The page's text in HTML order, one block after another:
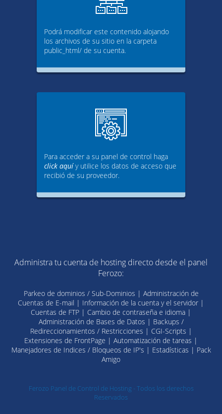
Podrá modificar este contenido alojando
los archivos de su sitio en la carpeta
public_html/ de su cuenta.
Para acceder a su panel de control haga
click aquíy utilice los datos de acceso que
recibió de su proveedor.
Administra tu cuenta de hosting directo desde el panel
Ferozo:
Parkeo de dominios / Sub-Dominios | Administración de
Cuentas de E-mail | Información de la cuenta y el servidor |
Cuentas de FTP | Cambio de contraseña e idioma |
Administración de Bases de Datos | Backups /
Redireccionamientos / Restricciones | CGI-Scripts |
Extensiones de FrontPage | Automatización de tareas |
Manejadores de Indices / Bloqueos de IP's | Estadísticas | Pack
Amigo
Ferozo Panel de Control de Hosting - Todos los derechos
Reservados